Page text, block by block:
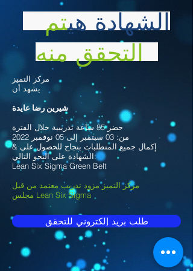
الشهادة هيتم
مركز التميز
يشهد أن
شيرين رضا عايدة
حضر 85 ساعة تدريبية خلال الفترة
من: 03 سبتمبر إلى 05 نوفمبر 2022
& إكمال جميع المتطلبات بنجاح للحصول على
الشهادة على النحو التالي:
Lean Six Sigma Green Belt
مركز التميز مزود تدريب معتمد من قبل
مجلس Lean Six Sigma
طلب بريد إلكتروني للتحقق